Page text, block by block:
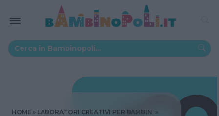
HOME
LABORATORI CREATIVI PER BAMBINI